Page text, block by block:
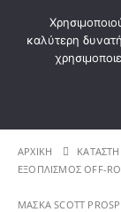
ΑΡΧΙΚΉ
ΕΞΟΠΛΙΣΜΟΣ OFF-
ΜΑΣΚΑ SCOTT
καλύτερη